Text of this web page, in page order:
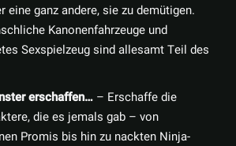
eine ganz andere, sie zu demütigen.
Kanonenfahrzeuge und
Sexspielzeug sind allesamt Teil des
erschaffen… – Erschaffe die
die es jemals gab – von
Promis bis hin zu nackten Ninja-